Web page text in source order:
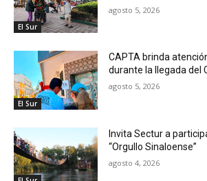
El Sur
agosto 5, 2026
El Sur
CAPTA brinda
durante la llegada del
agosto 5, 2026
Invita Sectur a
“Orgullo Sinaloense”
agosto 4, 2026